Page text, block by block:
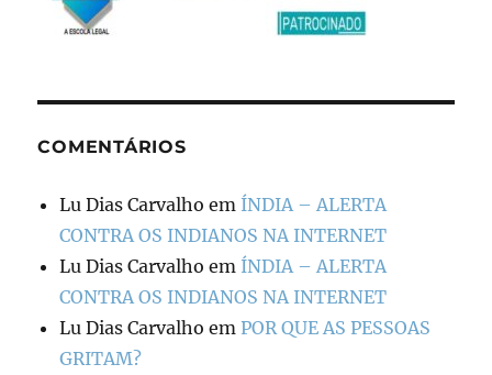
COMENTÁRIOS
Lu Dias Carvalho em ÍNDIA – ALERTA
CONTRA OS INDIANOS NA INTERNET
Lu Dias Carvalho em ÍNDIA – ALERTA
CONTRA OS INDIANOS NA INTERNET
Lu Dias Carvalho emPOR QUE AS PESSOAS
GRITAM?